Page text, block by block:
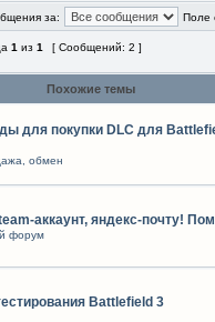
за: Поле
1 из 1 [ Сообщений: 2 ]
Похожие темы
для покупки DLC для
обмен
аккаунт, яндекс-почту!
форум
Battlefield 3